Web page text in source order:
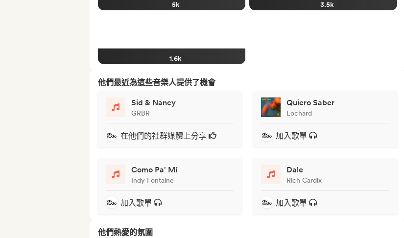
5k 3.5k
1.6k
他們最近為這些音樂人提供了機會
Sid & Nancy
GRBR
在他們的社群媒體上分享
Quiero Saber
Lochard
加入歌單
Como Pa' Mí
Indy Fontaine
加入歌單
Dale
Rich Cardix
加入歌單
他們熱愛的氛圍